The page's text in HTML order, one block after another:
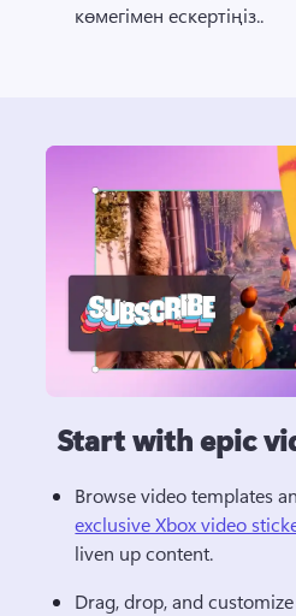
көмегімен ескертіңіз..
Start with epic
Browse video templates
exclusive Xbox video
liven up content.
Drag, drop, and